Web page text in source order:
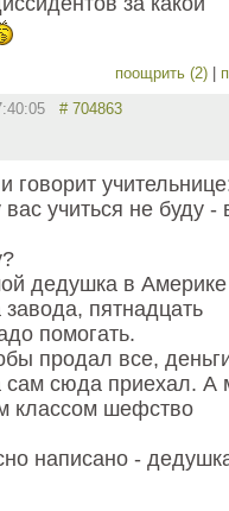
поощрить (2)
# 704863
говорит
учиться не буду -
дедушка в Америке
пятнадцать
помогать.
продал все,
сам сюда приехал. А
классом шефство
написано -